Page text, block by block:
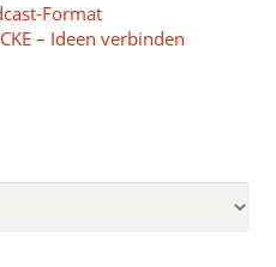
Format
– Ideen verbinden